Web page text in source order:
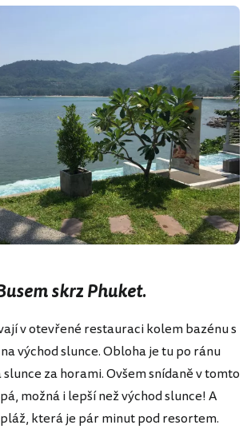
skrz Phuket.
v otevřené restauraci kolem bazénu s
východ slunce. Obloha je tu po ránu
za horami. Ovšem snídaně v tomto
možná i lepší než východ slunce! A
která je pár minut pod resortem.